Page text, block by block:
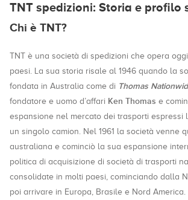
TNT spedizioni: Storia e profilo
Chi è TNT?
TNT è una società di spedizioni che opera
paesi. La sua storia risale al 1946 quando la
fondata in Australia come di Thomas
fondatore e uomo d’affari Ken Thomas e
espansione nel mercato dei trasporti espressi
un singolo camion. Nel 1961 la società venne
australiana e cominciò la sua espansione
politica di acquisizione di società di trasporti
consolidate in molti paesi, cominciando dalla
poi arrivare in Europa, Brasile e Nord America.